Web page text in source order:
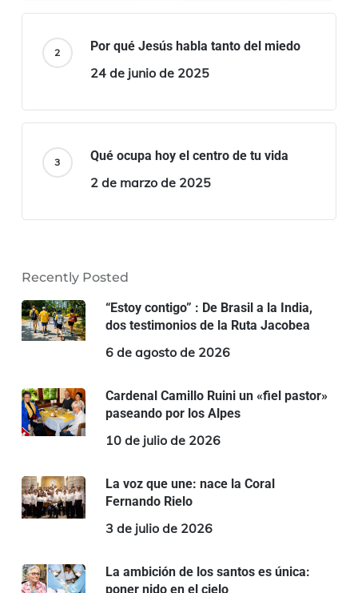
Por qué Jesús habla tanto del miedo
24 de junio de 2025
Qué ocupa hoy el centro de tu vida
2 de marzo de 2025
Recently Posted
“Estoy contigo” : De Brasil a la India,
dos testimonios de la Ruta Jacobea
6 de agosto de 2026
Cardenal Camillo Ruini un «fiel pastor»
paseando por los Alpes
10 de julio de 2026
La voz que une: nace la Coral
Fernando Rielo
3 de julio de 2026
La ambición de los santos es única:
poner nido en el cielo